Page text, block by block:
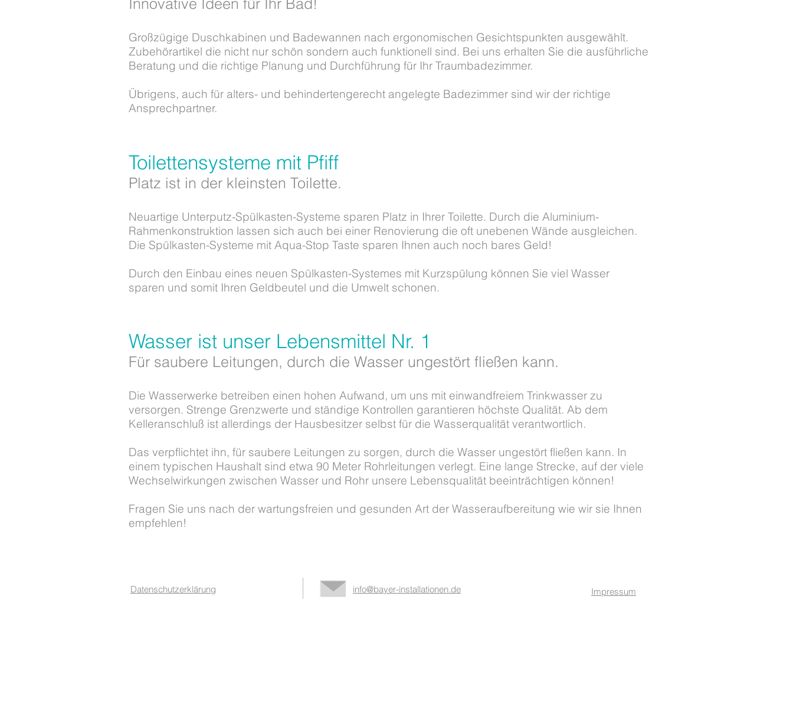
Innovative Ideen für Ihr Bad!
Großzügige Duschkabinen und Badewannen nach ergonomischen Gesichtspunkten ausgewählt.
Zubehörartikel die nicht nur schön sondern auch funktionell sind. Bei uns erhalten Sie die ausführliche
Beratung und die richtige Planung und Durchführung für Ihr Traumbadezimmer.
Übrigens, auch für alters- und behindertengerecht angelegte Badezimmer sind wir der richtige
Ansprechpartner.
Toilettensysteme mit Pfiff
Platz ist in der kleinsten Toilette.
Neuartige Unterputz-Spülkasten-Systeme sparen Platz in Ihrer Toilette. Durch die Aluminium-
Rahmenkonstruktion lassen sich auch bei einer Renovierung die oft unebenen Wände ausgleichen.
Die Spülkasten-Systeme mit Aqua-Stop Taste sparen Ihnen auch noch bares Geld!
Durch den Einbau eines neuen Spülkasten-Systemes mit Kurzspülung können Sie viel Wasser
sparen und somit Ihren Geldbeutel und die Umwelt schonen.
Wasser ist unser Lebensmittel Nr. 1
Für saubere Leitungen, durch die Wasser ungestört fließen kann.
Die Wasserwerke betreiben einen hohen Aufwand, um uns mit einwandfreiem Trinkwasser zu
versorgen. Strenge Grenzwerte und ständige Kontrollen garantieren höchste Qualität. Ab dem
Kelleranschluß ist allerdings der Hausbesitzer selbst für die Wasserqualität verantwortlich.
Das verpflichtet ihn, für saubere Leitungen zu sorgen, durch die Wasser ungestört fließen kann. In
einem typischen Haushalt sind etwa 90 Meter Rohrleitungen verlegt. Eine lange Strecke, auf der viele
Wechselwirkungen zwischen Wasser und Rohr unsere Lebensqualität beeinträchtigen können!
Fragen Sie uns nach der wartungsfreien und gesunden Art der Wasseraufbereitung wie wir sie Ihnen
empfehlen!
Datenschutzerklärung info@bayer-installationen.de Impressum